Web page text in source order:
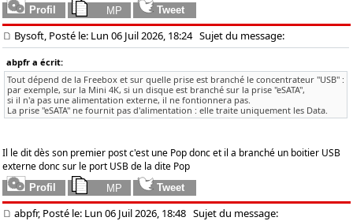
Bysoft, Posté le: Lun 06 Juil 2026, 18:24Sujet du message:
abpfr a écrit:
Tout dépend de la Freebox et sur quelle prise est branché le concentrateur "USB" :
par exemple, sur la Mini 4K, si un disque est branché sur la prise "eSATA",
si il n'a pas une alimentation externe, il ne fontionnera pas.
La prise "eSATA" ne fournit pas d'alimentation : elle traite uniquement les Data.
Il le dit dès son premier post c'est une Pop donc et il a branché un boitier USB
externe donc sur le port USB de la dite Pop
abpfr, Posté le: Lun 06 Juil 2026, 18:48 Sujet du message: